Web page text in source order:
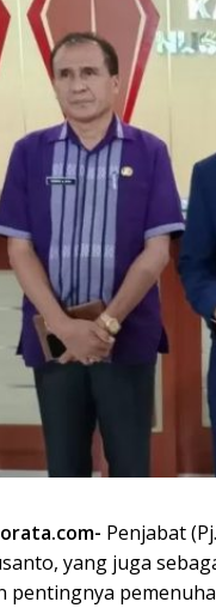
Penjabat
yang juga
pentingnya